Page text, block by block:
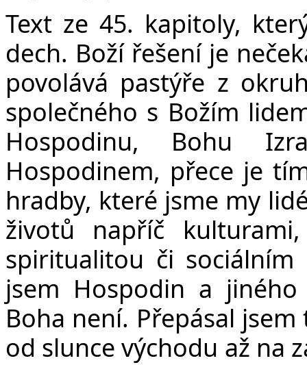
Text ze 45. kapitoly,
dech. Boží řešení je
povolává pastýře z
společného s Božím
Hospodinu, Bohu
Hospodinem, přece je
hradby, které jsme my
životů napříč
spiritualitou či sociálním
jsem Hospodin a
Boha není. Přepásal
od slunce východu až na